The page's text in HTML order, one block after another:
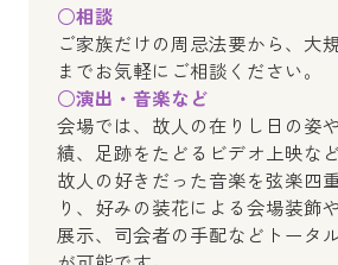
○相談
ご家族だけの周忌法要から、大
までお気軽にご相談ください。
○演出・音楽など
会場では、故人の在りし日の姿
績、足跡をたどるビデオ上映な
故人の好きだった音楽を弦楽四
り、好みの装花による会場装飾
展示、司会者の手配などトータ